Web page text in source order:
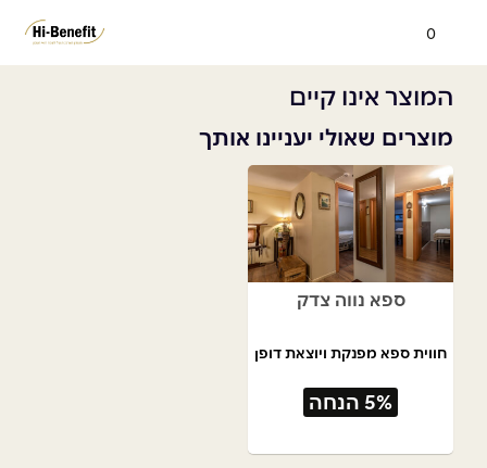
0
המוצר אינו קיים
מוצרים שאולי יעניינו אותך
ספא נווה צדק
חווית ספא מפנקת ויוצאת דופן
5% הנחה